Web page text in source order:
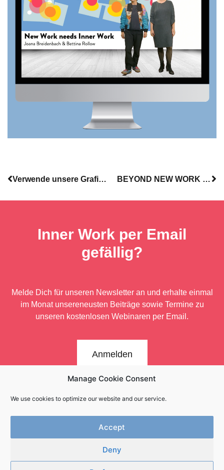
Manage Cookie Consent
We use cookies to optimize our website and our service.
Accept
Deny
Verwende unsere Grafiken für Deine Präsentationen BEYOND NEW WORK – Resümee unseres ersten Jahrestrainings
Inner Work per Email
gefällig?
Melde Dich für unseren Newsletter an und erhalte einmal
im Monat unsereneusten Beiträge sowie Termine zu
unseren kostenlosen Webinaren per Email.
Anmelden
Impressum